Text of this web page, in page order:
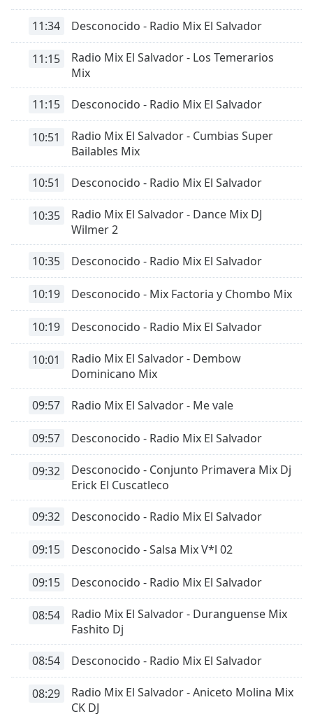
11:34 Desconocido - Radio Mix El Salvador
11:15
Radio Mix El Salvador - Los Temerarios
Mix
11:15 Desconocido - Radio Mix El Salvador
10:51
Radio Mix El Salvador - Cumbias Super
Bailables Mix
10:51 Desconocido - Radio Mix El Salvador
10:35
Radio Mix El Salvador - Dance Mix DJ
Wilmer 2
10:35 Desconocido - Radio Mix El Salvador
10:19 Desconocido - Mix Factoria y Chombo Mix
10:19 Desconocido - Radio Mix El Salvador
10:01
Radio Mix El Salvador - Dembow
Dominicano Mix
09:57 Radio Mix El Salvador - Me vale
09:57 Desconocido - Radio Mix El Salvador
09:32
Desconocido - Conjunto Primavera Mix Dj
Erick El Cuscatleco
09:32 Desconocido - Radio Mix El Salvador
09:15 Desconocido - Salsa Mix V*l 02
09:15 Desconocido - Radio Mix El Salvador
08:54
Radio Mix El Salvador - Duranguense Mix
Fashito Dj
08:54 Desconocido - Radio Mix El Salvador
08:29
Radio Mix El Salvador - Aniceto Molina Mix
CK DJ